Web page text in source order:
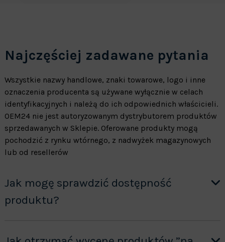
Najczęściej zadawane pytania
Wszystkie nazwy handlowe, znaki towarowe, logo i inne
oznaczenia producenta są używane wyłącznie w celach
identyfikacyjnych i należą do ich odpowiednich właścicieli.
OEM24 nie jest autoryzowanym dystrybutorem produktów
sprzedawanych w Sklepie. Oferowane produkty mogą
pochodzić z rynku wtórnego, z nadwyżek magazynowych
lub od resellerów
Jak mogę sprawdzić dostępność
produktu?